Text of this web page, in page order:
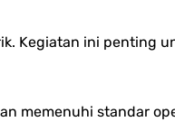
Kegiatan ini penting
memenuhi standar